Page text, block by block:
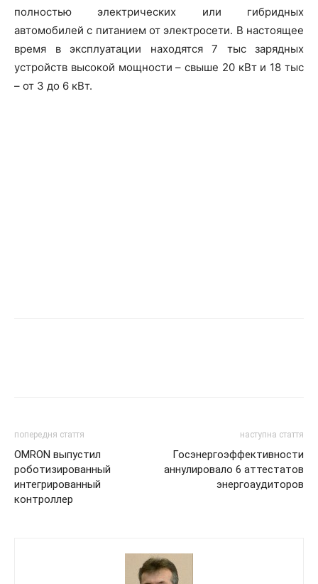
полностью электрических или гибридных
автомобилей с питанием от электросети. В настоящее
время в эксплуатации находятся 7 тыс зарядных
устройств высокой мощности – свыше 20 кВт и 18 тыс
– от 3 до 6 кВт.
попередня стаття
OMRON выпустил
роботизированный
интегрированный
контроллер
наступна стаття
Госэнергоэффективности
аннулировало 6 аттестатов
энергоаудиторов